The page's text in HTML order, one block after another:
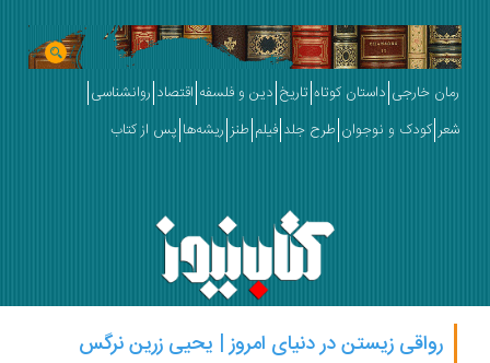
خارجی داستان کوتاه تاریخ دین و فلسفه اقتصاد روانشناسی
کودک و نوجوان طرح جلد فیلم طنز ریشه‌ها پس از کتاب
رواقی زیستن در دنیای امروز | یحیی زرین نرگس